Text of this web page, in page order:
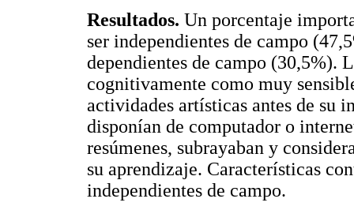
Resultados. Un porcentaje
ser independientes de campo
dependientes de campo (30,5%).
cognitivamente como muy
actividades artísticas antes de su
disponían de computador o
resúmenes, subrayaban y
su aprendizaje. Características
independientes de campo.